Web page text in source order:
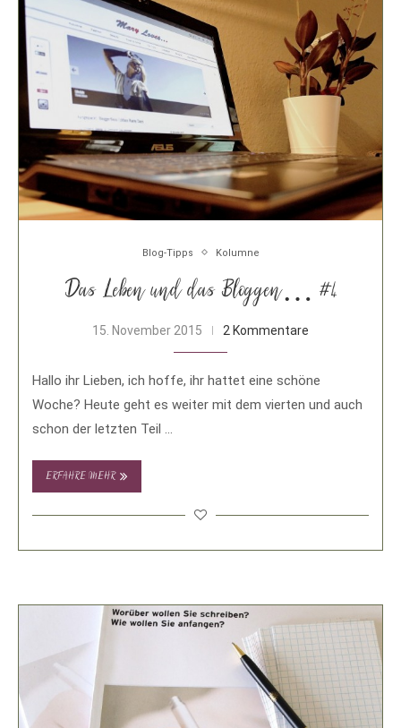
Blog-Tipps Kolumne
Das Leben und das Bloggen… #4
15. November 2015 2 Kommentare
Hallo ihr Lieben, ich hoffe, ihr hattet eine schöne
Woche? Heute geht es weiter mit dem vierten und auch
schon der letzten Teil …
ERFAHRE MEHR